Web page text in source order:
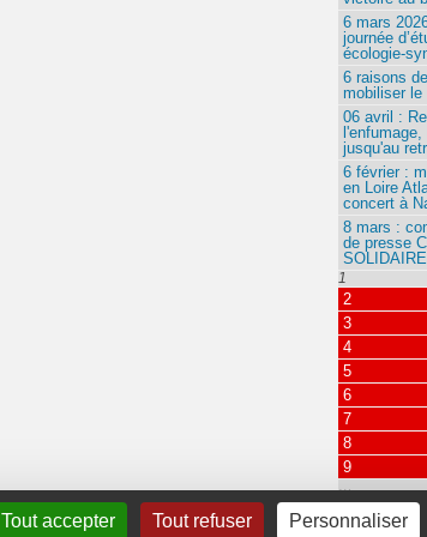
Tout accepter Tout refuser Personnaliser
6 mars
journée
écologie-
6 raisons
mobiliser le
06 avril :
jusqu'au
6 février :
en Loire
concert à
8 mars :
de presse
1
2
3
4
5
6
7
8
9
…
115